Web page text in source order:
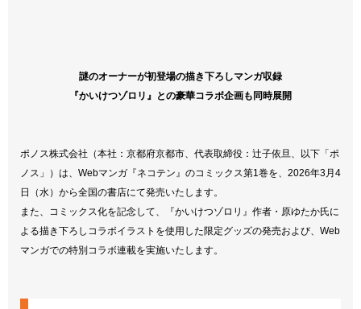
謎のオーナーが初登場の描き下ろしマンガ収録
『かいけつゾロリ』との豪華コラボ企画も同時展開
ポノス株式会社（本社：京都府京都市、代表取締役：辻子依旦、以下「ポ
ノス」）は、Webマンガ『ネコテン』のコミックス第1巻を、2026年3月4
日（水）から全国の書店にて発売いたします。
また、コミックス化を記念して、『かいけつゾロリ』作者・原ゆたか氏に
よる描き下ろしコラボイラストを使用した限定グッズの発売および、Web
マンガでの特別コラボ連載を実施いたします。